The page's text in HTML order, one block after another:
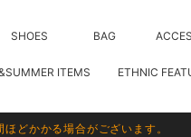
SHOES BAG
ITEMS ETHNIC
どかかる場合がございます。